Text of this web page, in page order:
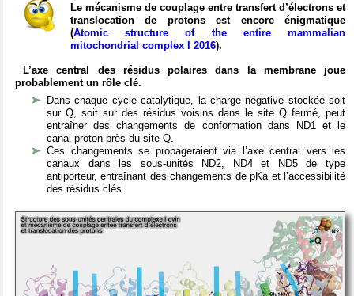
Le mécanisme de couplage entre transfert d’électrons et
translocation de protons est encore énigmatique
(Atomic structure of the entire mammalian
mitochondrial complex I 2016).
L’axe central des résidus polaires dans la membrane joue
probablement un rôle clé.
Dans chaque cycle catalytique, la charge négative stockée soit
sur Q, soit sur des résidus voisins dans le site Q fermé, peut
entraîner des changements de conformation dans ND1 et le
canal proton près du site Q.
Ces changements se propageraient via l’axe central vers les
canaux dans les sous-unités ND2, ND4 et ND5 de type
antiporteur, entraînant des changements de pKa et l’accessibilité
des résidus clés.